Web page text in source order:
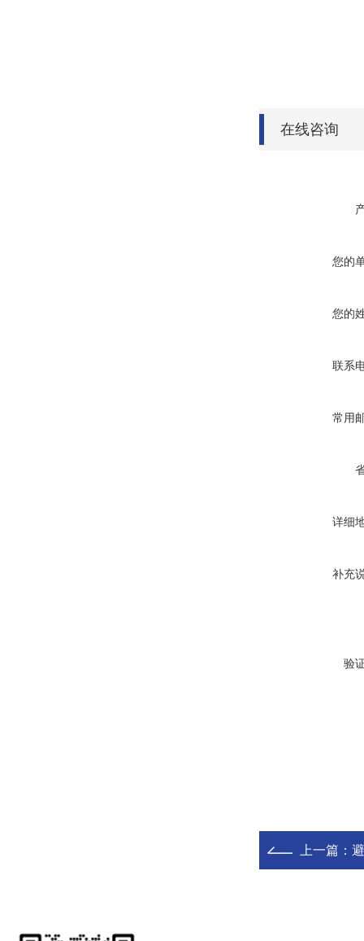
在线咨询
您的
您的
联系
常用
详细
补充
验
上一篇：